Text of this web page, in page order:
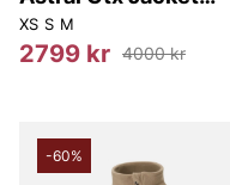
Women
XS S M
2799 kr 4000 kr
-60%